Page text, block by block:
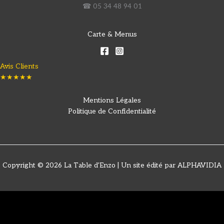
☎ 05 34 48 94 01
Carte & Menus
Avis Clients
★★★★★
Mentions Légales
Politique de Confidentialité
Copyright © 2026 La Table d'Enzo | Un site édité par ALPHAVIDIA